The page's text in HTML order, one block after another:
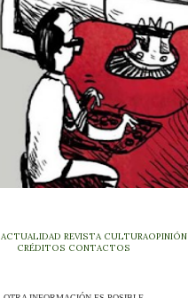
ACTUALIDAD REVISTA CULTURAOPINIÓN
CRÉDITOS CONTACTOS